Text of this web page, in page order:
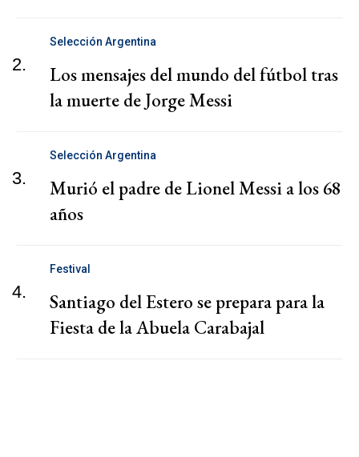
2.
Selección Argentina
Los mensajes del mundo del fútbol tras
la muerte de Jorge Messi
3.
Selección Argentina
Murió el padre de Lionel Messi a los 68
años
4.
Festival
Santiago del Estero se prepara para la
Fiesta de la Abuela Carabajal